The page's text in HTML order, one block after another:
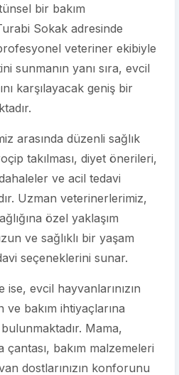
bir bakım
Sokak adresinde
veteriner ekibiyle
sunmanın yanı sıra, evcil
karşılayacak geniş bir
arasında düzenli sağlık
takılması, diyet önerileri,
ve acil tedavi
Uzman veterinerlerimiz,
özel yaklaşım
ve sağlıklı bir yaşam
seçeneklerini sunar.
evcil hayvanlarınızın
bakım ihtiyaçlarına
Mama,
bakım malzemeleri
dostlarınızın konforunu